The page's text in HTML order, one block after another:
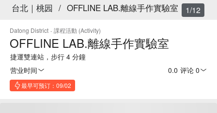
台北｜桃园 / OFFLINE LAB.離線手作實驗室
Datong District · 課程活動 (Activity)
OFFLINE LAB.離線手作實驗室
捷運雙連站，步行 4 分鐘
营业时间
0.0 评论 0
最早可预订：09/02
1/12